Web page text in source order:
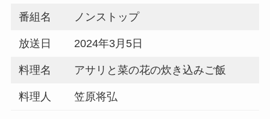
番組名 ノンストップ
放送日 2024年3月5日
料理名 アサリと菜の花の炊き込みご飯
料理人 笠原将弘